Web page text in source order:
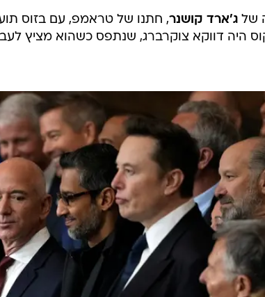
של ג'ארד קושנר, חתנו של טראמפ, עם בזוס
היה דווקא צוקרברג, שנתפס כשהוא מציץ